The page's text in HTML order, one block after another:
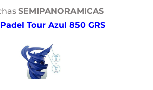
SEMIPANORAMICAS
Padel Tour Azul 850 GRS